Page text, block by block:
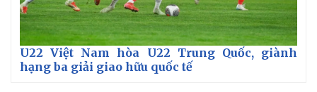
U22 Việt Nam hòa U22 Trung Quốc, giành
hạng ba giải giao hữu quốc tế